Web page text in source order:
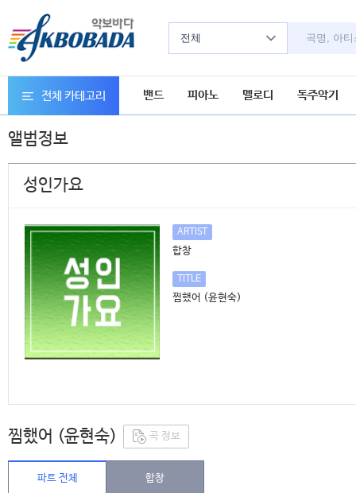
전체
전체 카테고리 밴드 피아노 멜로디 독주악기
앨범정보
성인가요
ARTIST
합창
TITLE
찜했어 (윤현숙)
찜했어 (윤현숙) 곡 정보
파트 전체 합창